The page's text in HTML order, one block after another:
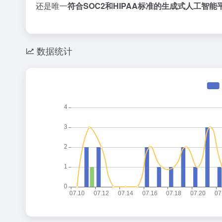
还是唯一符合SOC2和HIPAA标准的生成式人工智能
数据统计